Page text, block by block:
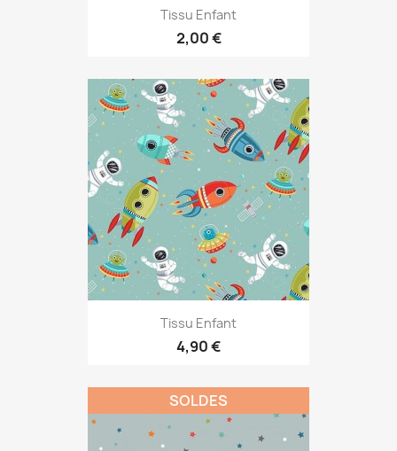
Tissu Enfant
2,00 €
Tissu Enfant
4,90 €
SOLDES